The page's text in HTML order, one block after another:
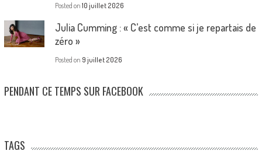
Posted on 10 juillet 2026
Julia Cumming : « C’est comme si je repartais de
zéro »
Posted on 9 juillet 2026
PENDANT CE TEMPS SUR FACEBOOK
TAGS